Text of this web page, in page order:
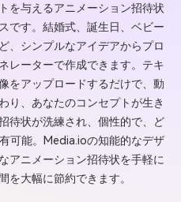
を与えるアニメーション招待状
です。結婚式、誕生日、ベビー
、シンプルなアイデアからプロ
レーターで作成できます。テキ
をアップロードするだけで、動
り、あなたのコンセプトが生き
待状が洗練され、個性的で、ど
可能。Media.ioの知能的なデザ
アニメーション招待状を手軽に
を大幅に節約できます。